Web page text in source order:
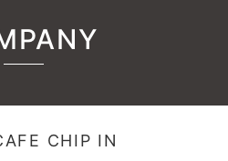
CHIP IN